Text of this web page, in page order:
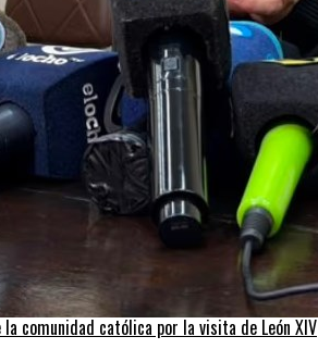
comunidad católica por la visita de León XIV